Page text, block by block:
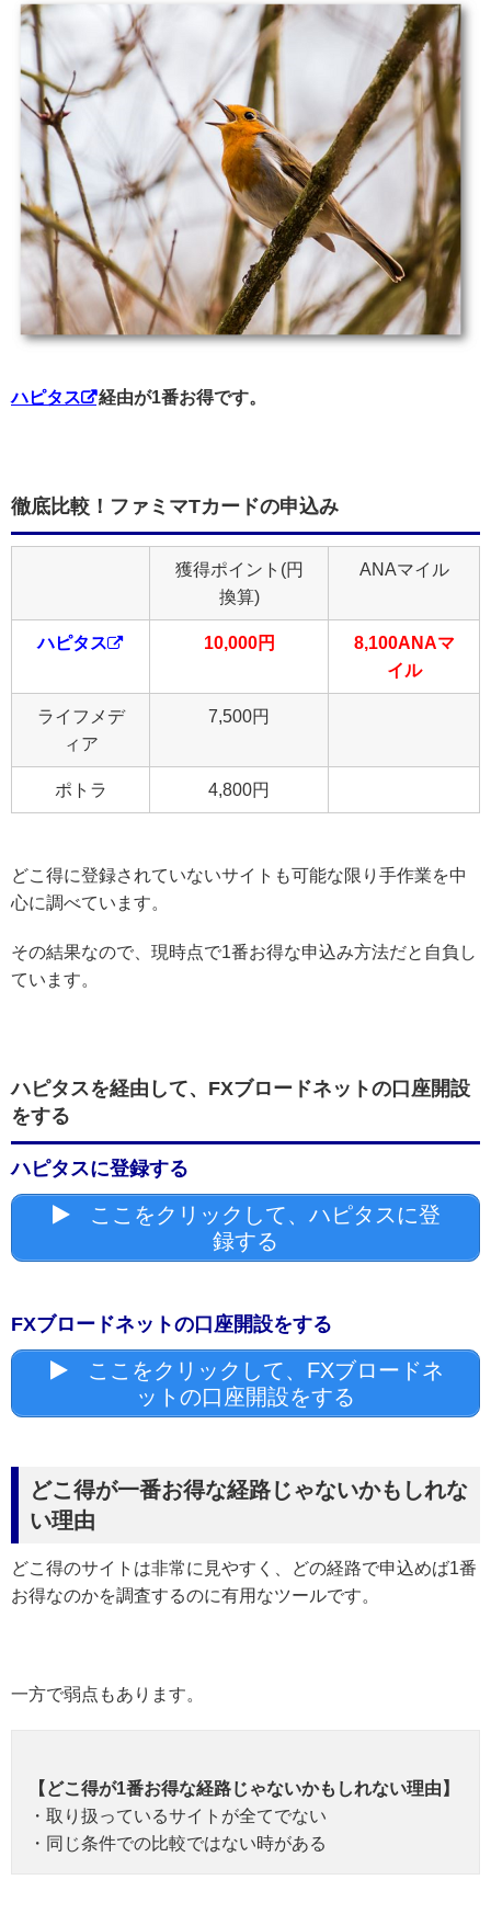
ハピタス 経由が1番お得です。
徹底比較！ファミマTカードの申込み
獲得ポイント(円
換算)
ANAマイル
ハピタス 10,000円
8,100ANAマ
イル
ライフメデ
ィア
7,500円
ポトラ 4,800円
どこ得に登録されていないサイトも可能な限り手作業を中
心に調べています。
その結果なので、現時点で1番お得な申込み方法だと自負し
ています。
ハピタスを経由して、FXブロードネットの口座開設
をする
ハピタスに登録する
ここをクリックして、ハピタスに登
録する
FXブロードネットの口座開設をする
ここをクリックして、FXブロードネ
ットの口座開設をする
どこ得が一番お得な経路じゃないかもしれな
い理由
どこ得のサイトは非常に見やすく、どの経路で申込めば1番
お得なのかを調査するのに有用なツールです。
一方で弱点もあります。
【どこ得が1番お得な経路じゃないかもしれない理由】
・取り扱っているサイトが全てでない
・同じ条件での比較ではない時がある